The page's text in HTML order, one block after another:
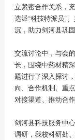
立紧密合作关系，
选派“科技特派员”
沉，助力剑河县巩
交流讨论中，与会
长，围绕中药材精
题进行了深入探讨
向、合作机制、重
对接渠道、推动合
剑河县科技服务中
调研，我校科研处